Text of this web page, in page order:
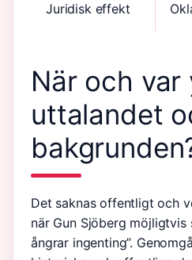
Juridisk effekt
När och
uttalandet
Det saknas offentligt och
när Gun Sjöberg möjligtvis
ångrar ingenting”.